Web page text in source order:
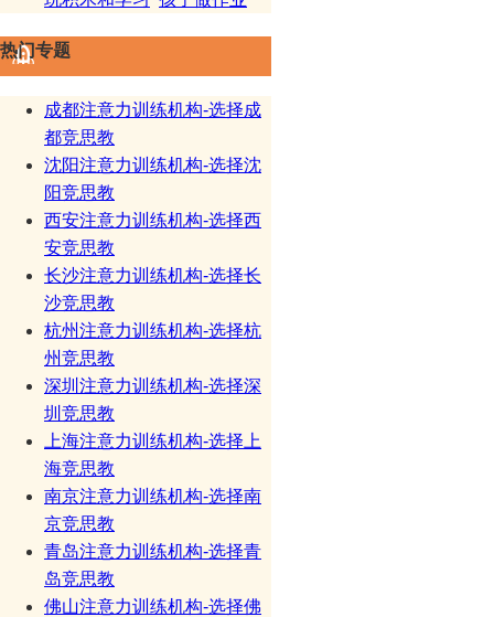
热门专题
成都注意力训练机构-选择成
都竞思教
沈阳注意力训练机构-选择沈
阳竞思教
西安注意力训练机构-选择西
安竞思教
长沙注意力训练机构-选择长
沙竞思教
杭州注意力训练机构-选择杭
州竞思教
深圳注意力训练机构-选择深
圳竞思教
上海注意力训练机构-选择上
海竞思教
南京注意力训练机构-选择南
京竞思教
青岛注意力训练机构-选择青
岛竞思教
佛山注意力训练机构-选择佛